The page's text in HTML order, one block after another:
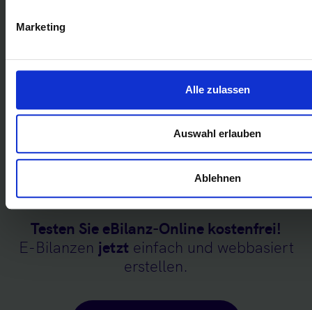
Marketing
Alle zulassen
Auswahl erlauben
Ablehnen
Testen Sie eBilanz-Online kostenfrei!
E-Bilanzen jetzt einfach und webbasiert
erstellen.